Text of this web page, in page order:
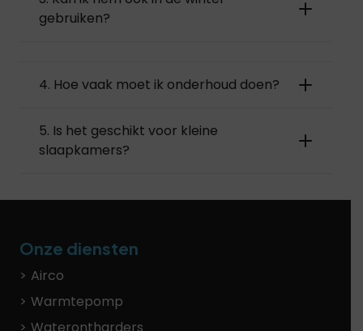
gebruiken?
4. Hoe vaak moet ik onderhoud doen?
5. Is het geschikt voor kleine
slaapkamers?
Onze diensten
Airco
Warmtepomp
Waterontharders